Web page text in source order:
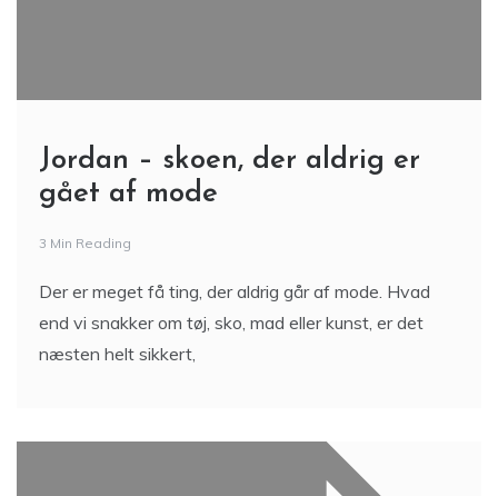
Jordan – skoen, der aldrig er
gået af mode
3 Min Reading
Der er meget få ting, der aldrig går af mode. Hvad
end vi snakker om tøj, sko, mad eller kunst, er det
næsten helt sikkert,